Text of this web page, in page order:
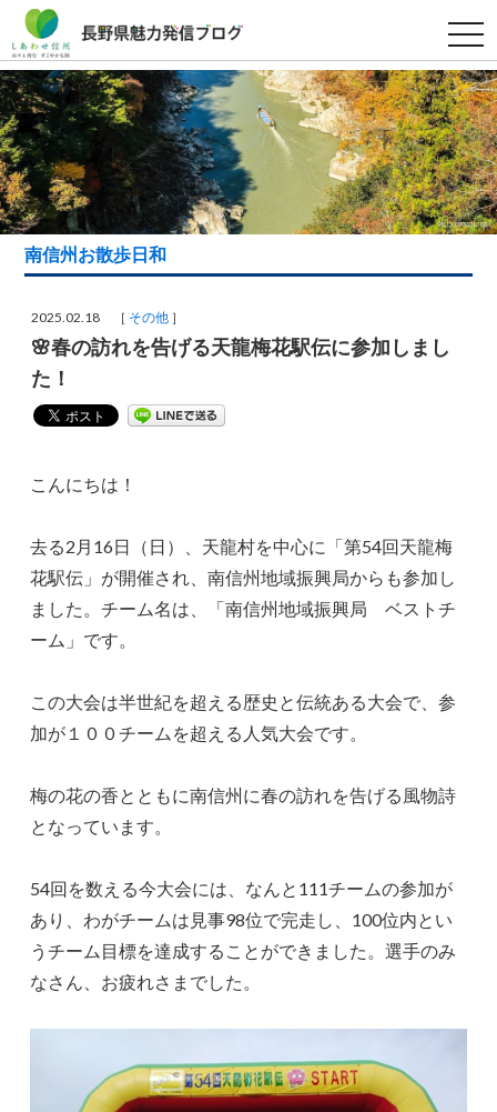
t
o
g
g
l
e
n
a
v
i
g
a
t
n
南信州お散歩日和
2025.02.18 ［ その他 ］
🌸春の訪れを告げる天龍梅花駅伝に参加しまし
た！
こんにちは！
去る2月16日（日）、天龍村を中心に「第54回天龍梅
花駅伝」が開催され、南信州地域振興局からも参加し
ました。チーム名は、「南信州地域振興局 ベストチ
ーム」です。
この大会は半世紀を超える歴史と伝統ある大会で、参
加が１００チームを超える人気大会です。
梅の花の香とともに南信州に春の訪れを告げる風物詩
となっています。
54回を数える今大会には、なんと111チームの参加が
あり、わがチームは見事98位で完走し、100位内とい
うチーム目標を達成することができました。選手のみ
なさん、お疲れさまでした。